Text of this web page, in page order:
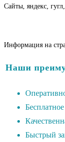
Сайты, яндекс,
Информация на
Наши
Быстрый